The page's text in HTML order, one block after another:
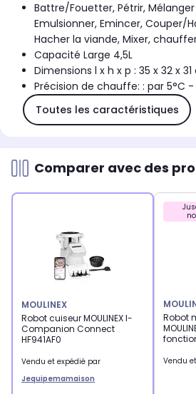
Battre/Fouetter, Pétrir,
Emulsionner, Emincer, Couper/
Hacher la viande, Mixer,
Capacité Large 4,5L
Dimensions l x h x p : 35 x 32 x
Précision de chauffe: : par 5°C
Toutes les caractéristiques
Comparer avec des
MOULINEX
Robot cuiseur MOULINEX I-
Companion Connect
HF941AF0
Vendu et expédié par
Jequipemamaison
Robot
Vendu